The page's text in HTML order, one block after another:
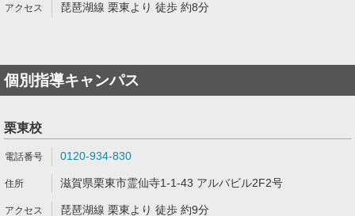
琵琶湖線 栗東より 徒歩 約8分
個別指導キャンパス
栗東校
0120-934-830
滋賀県栗東市霊仙寺1-1-43 アルバビル2F2号
琵琶湖線 栗東より 徒歩 約9分